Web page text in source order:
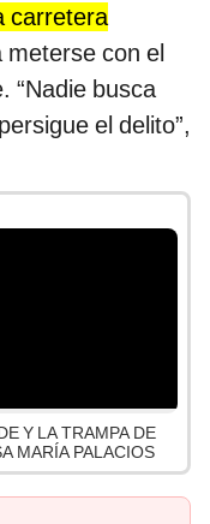
carretera
meterse con el
“Nadie busca
el delito”,
Y LA TRAMPA DE
MARÍA PALACIOS